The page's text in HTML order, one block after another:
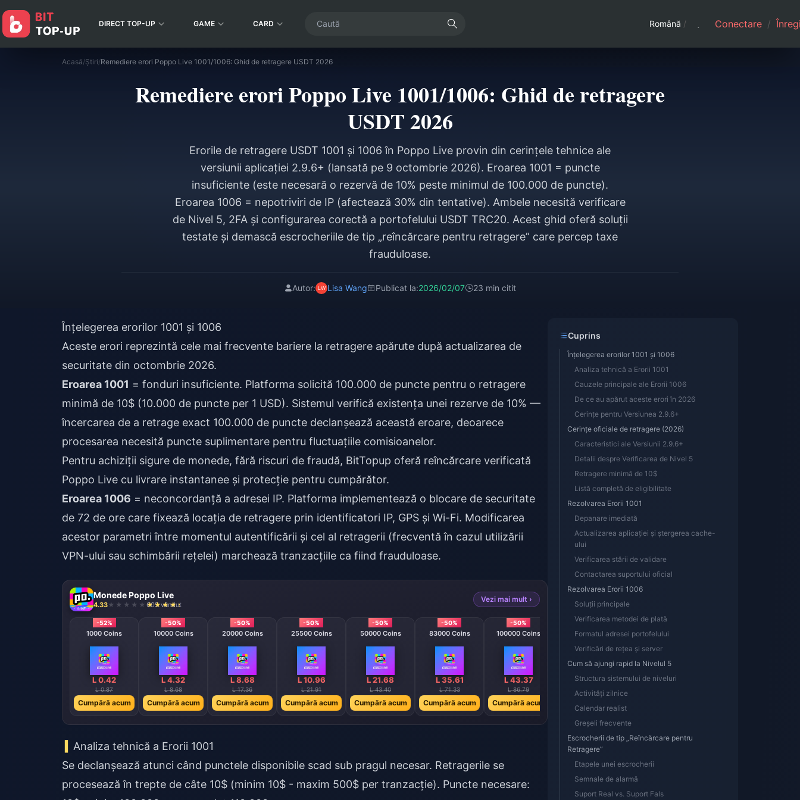
DIRECT TOP-UP GAME CARD Română / Conectare /
Acasă/Știri/Remediere erori Poppo Live 1001/1006: Ghid de retragere USDT 2026
Remediere erori Poppo Live 1001/1006: Ghid de retragere
USDT 2026
Erorile de retragere USDT 1001 și 1006 în Poppo Live provin din cerințele tehnice ale
versiunii aplicației 2.9.6+ (lansată pe 9 octombrie 2026). Eroarea 1001 = puncte
insuficiente (este necesară o rezervă de 10% peste minimul de 100.000 de puncte).
Eroarea 1006 = nepotriviri de IP (afectează 30% din tentative). Ambele necesită verificare
de Nivel 5, 2FA și configurarea corectă a portofelului USDT TRC20. Acest ghid oferă soluții
testate și demască escrocheriile de tip „reîncărcare pentru retragere” care percep taxe
frauduloase.
Autor: Lisa Wang Publicat la:2026/02/07 23 min citit
Înțelegerea erorilor 1001 și 1006
Aceste erori reprezintă cele mai frecvente bariere la retragere apărute după actualizarea de
securitate din octombrie 2026.
Eroarea 1001 = fonduri insuficiente. Platforma solicită 100.000 de puncte pentru o retragere
minimă de 10$ (10.000 de puncte per 1 USD). Sistemul verifică existența unei rezerve de 10% —
încercarea de a retrage exact 100.000 de puncte declanșează această eroare, deoarece
procesarea necesită puncte suplimentare pentru fluctuațiile comisioanelor.
Pentru achiziții sigure de monede, fără riscuri de fraudă, BitTopup oferă reîncărcare verificată
Poppo Live cu livrare instantanee și protecție pentru cumpărător.
Eroarea 1006 = neconcordanță a adresei IP. Platforma implementează o blocare de securitate
de 72 de ore care fixează locația de retragere prin identificatori IP, GPS și Wi-Fi. Modificarea
acestor parametri între momentul autentificării și cel al retragerii (frecventă în cazul utilizării
VPN-ului sau schimbării rețelei) marchează tranzacțiile ca fiind frauduloase.
Monede Poppo Live
4.33 605 vândut
Vezi mai mult ›
-52%
1000 Coins
L 0.42
L 0.87
Cumpără acum
-50%
10000 Coins
L 4.32
L 8.68
Cumpără acum
-50%
20000 Coins
L 8.68
L 17.36
Cumpără acum
-50%
25500 Coins
L 10.96
L 21.91
Cumpără acum
-50%
50000 Coins
L 21.68
L 43.40
Cumpără acum
-50%
83000 Coins
L 35.61
L 71.33
Cumpără acum
-50%
100000 Coins
L 43.37
L 86.79
Cumpără acum
-50%
252000 Coins
L 108.18
L 216.57
-50%
430000 Coins
L 184.56
Analiza tehnică a Erorii 1001
Se declanșează atunci când punctele disponibile scad sub pragul necesar. Retragerile se
procesează în trepte de câte 10$ (minim 10$ - maxim 500$ per tranzacție). Puncte necesare:
Cuprins
Înțelegerea erorilor 1001 și 1006
Analiza tehnică a Erorii 1001
Cauzele principale ale Erorii 1006
De ce au apărut aceste erori în 2026
Cerințe pentru Versiunea 2.9.6+
Cerințe oficiale de retragere (2026)
Caracteristici ale Versiunii 2.9.6+
Detalii despre Verificarea de Nivel 5
Retragere minimă de 10$
Listă completă de eligibilitate
Rezolvarea Erorii 1001
Depanare imediată
Actualizarea aplicației și ștergerea cache-
ului
Verificarea stării de validare
Contactarea suportului oficial
Rezolvarea Erorii 1006
Soluții principale
Verificarea metodei de plată
Formatul adresei portofelului
Verificări de rețea și server
Cum să ajungi rapid la Nivelul 5
Structura sistemului de niveluri
Activități zilnice
Calendar realist
Greșeli frecvente
Escrocherii de tip „Reîncărcare pentru
Retragere”
Etapele unei escrocherii
Semnale de alarmă
Suport Real vs. Suport Fals